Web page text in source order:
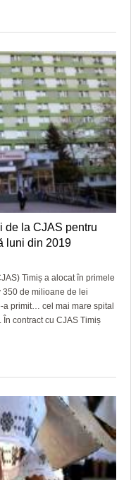
de la CJAS pentru
luni din 2019
Timiș a alocat în primele
de milioane de lei
primit… cel mai mare spital
contract cu CJAS Timiș